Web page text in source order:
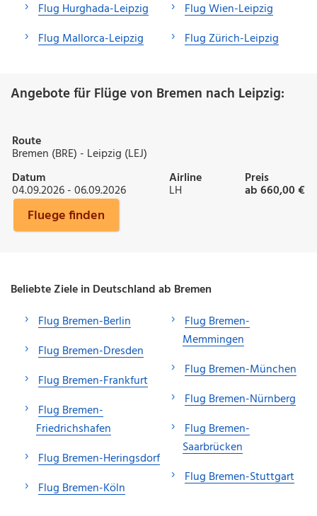
Flug Hurghada-Leipzig
Flug Mallorca-Leipzig
Flug Wien-Leipzig
Flug Zürich-Leipzig
Angebote für Flüge von Bremen nach Leipzig:
Route
Bremen (BRE) - Leipzig (LEJ)
Datum
04.09.2026 - 06.09.2026
Airline
LH
Preis
ab 660,00 €
Fluege finden
Beliebte Ziele in Deutschland ab Bremen
Flug Bremen-Berlin
Flug Bremen-Dresden
Flug Bremen-Frankfurt
Flug Bremen-
Friedrichshafen
Flug Bremen-Heringsdorf
Flug Bremen-Köln
Flug Bremen-
Memmingen
Flug Bremen-München
Flug Bremen-Nürnberg
Flug Bremen-
Saarbrücken
Flug Bremen-Stuttgart